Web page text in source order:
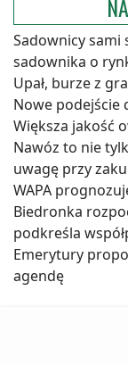
Sadownicy sami
sadownika o
Upał, burze z
Nowe podejście
Większa jakość
Nawóz to nie
uwagę przy
WAPA
Biedronka
podkreśla
Emerytury
agendę